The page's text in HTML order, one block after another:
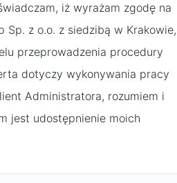
iż wyrażam zgodę na
z o.o. z siedzibą w Krakowie,
przeprowadzenia procedury
dotyczy wykonywania pracy
Administratora, rozumiem i
jest udostępnienie moich